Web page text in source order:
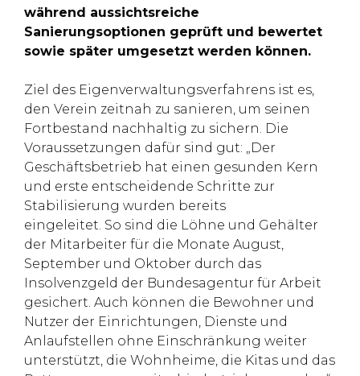
während aussichtsreiche
Sanierungsoptionen geprüft und bewertet
sowie später umgesetzt werden können.
Ziel des Eigenverwaltungsverfahrens ist es,
den Verein zeitnah zu sanieren, um seinen
Fortbestand nachhaltig zu sichern. Die
Voraussetzungen dafür sind gut: „Der
Geschäftsbetrieb hat einen gesunden Kern
und erste entscheidende Schritte zur
Stabilisierung wurden bereits
eingeleitet. So sind die Löhne und Gehälter
der Mitarbeiter für die Monate August,
September und Oktober durch das
Insolvenzgeld der Bundesagentur für Arbeit
gesichert. Auch können die Bewohner und
Nutzer der Einrichtungen, Dienste und
Anlaufstellen ohne Einschränkung weiter
unterstützt, die Wohnheime, die Kitas und das